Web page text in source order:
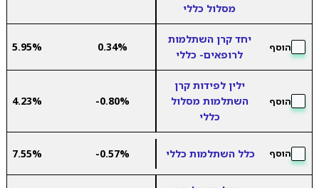
מסלול כללי
הוסף
יחד קרן השתלמות
לרופאים- כללי
0.34%
5.95%
הוסף
ילין לפידות קרן
השתלמות מסלול
כללי
-0.80%
4.23%
הוסף כלל השתלמות כללי -0.57%
7.55%